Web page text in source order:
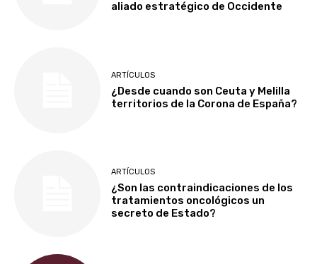
aliado estratégico de Occidente
ARTÍCULOS
¿Desde cuando son Ceuta y Melilla
territorios de la Corona de España?
ARTÍCULOS
¿Son las contraindicaciones de los
tratamientos oncológicos un
secreto de Estado?